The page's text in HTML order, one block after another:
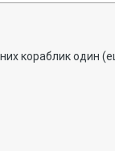
кораблик один